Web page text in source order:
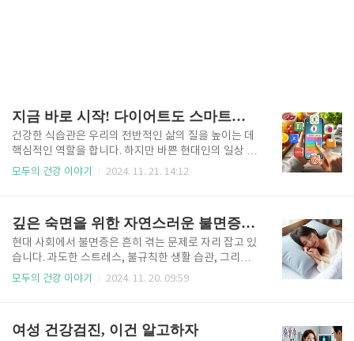
지금 바로 시작! 다이어트도 스마트하게 식단 관리 어플 추천 TOP7
건강한 식습관은 우리의 전반적인 삶의 질을 높이는 데
핵심적인 역할을 합니다. 하지만 바쁜 현대인의 일상 속
에서 꾸준히 식단을 계획하고 관리하는 것은 결코 쉬운
러 건강 목표를 보다 효과적으로 달성할 수 있습니다.
이번 글에서는 각자의 건강 목표에 적합한 식단 관리 어
플과 주요 기능, 장점을 소개합니다. 식단 관리 어플
의 필요성과 장점 효율적이고 체계적인 건강 관리의 시
작식단 관리 어플은 단순히 칼로리를 계산하는 도구가
합니다. ..
모두의 건강 이야기 2024. 11. 21. 14:12
깊은 숙면을 위한 자연스러운 불면증 해결법
현대 사회에서 불면증은 흔히 겪는 문제로 자리 잡고 있
습니다. 과도한 스트레스, 불규칙한 생활 습관, 그리고
전자기기의 지나친 사용이 주요 원인으로 꼽힙니다. 이
결할 수 있는 방법들을 실천한다면 건강한 수면 패턴을
모두의 건강 이야기 2024. 11. 20. 09:59
여성 건강검진, 이건 알고하자